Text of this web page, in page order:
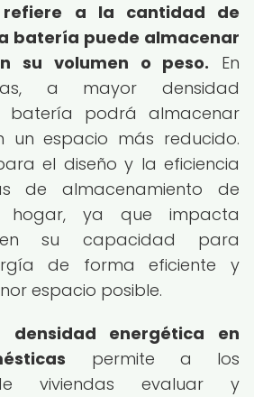
refiere a la cantidad de
batería puede almacenar
su volumen o peso. En
a mayor densidad
batería podrá almacenar
un espacio más reducido.
el diseño y la eficiencia
de almacenamiento de
ya que impacta
en su capacidad para
de forma eficiente y
espacio posible.
densidad energética en
permite a los
viviendas evaluar y